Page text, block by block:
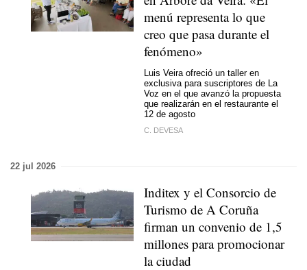
menú representa lo que
creo que pasa durante el
fenómeno»
Luis Veira ofreció un taller en
exclusiva para suscriptores de La
Voz en el que avanzó la propuesta
que realizarán en el restaurante el
12 de agosto
C. DEVESA
22 jul 2026
Inditex y el Consorcio de
Turismo de A Coruña
firman un convenio de 1,5
millones para promocionar
la ciudad